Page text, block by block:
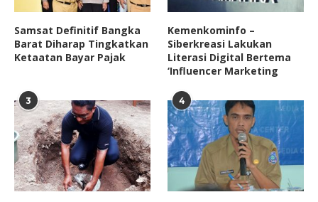
Samsat Definitif Bangka
Barat Diharap Tingkatkan
Ketaatan Bayar Pajak
Kemenkominfo –
Siberkreasi Lakukan
Literasi Digital Bertema
‘Influencer Marketing
3 4